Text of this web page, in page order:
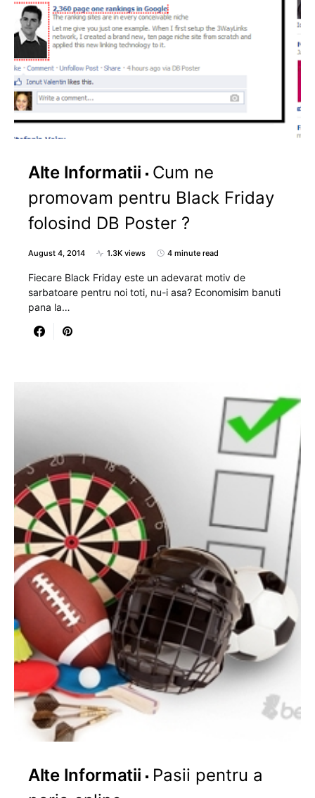
Alte Informatii
Cum ne
promovam pentru Black Friday
folosind DB Poster ?
August 4, 2014 1.3K views 4 minute read
Fiecare Black Friday este un adevarat motiv de
sarbatoare pentru noi toti, nu-i asa? Economisim banuti
pana la…
Alte Informatii
Pasii pentru a